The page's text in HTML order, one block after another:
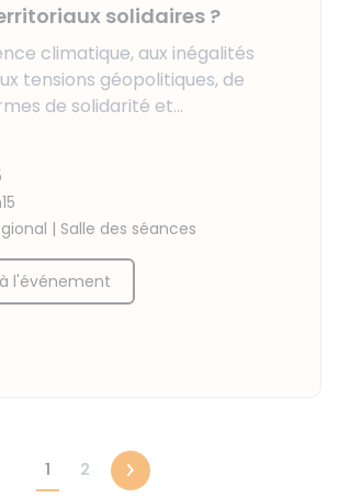
| Salle des séances
solidaires ?
climatique, aux inégalités
tensions géopolitiques, de
de solidarité et...
l'événement
1 2
suivante